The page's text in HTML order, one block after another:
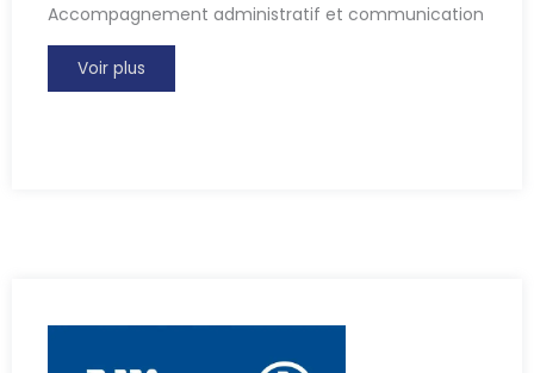
Accompagnement administratif et communication
Voir plus